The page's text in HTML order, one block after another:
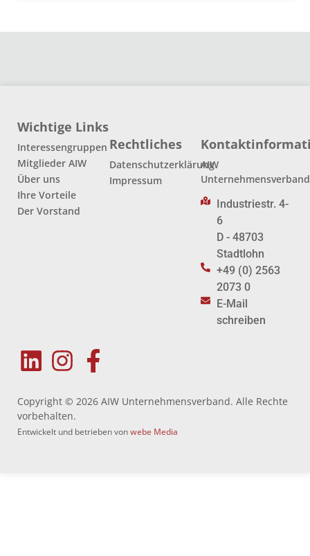
Wichtige Links
Interessengruppen
Mitglieder AIW
Über uns
Ihre Vorteile
Der Vorstand
Rechtliches
Datenschutzerklärung
Impressum
AIW
Unternehmensverband
Industriestr. 4-
6
D - 48703
Stadtlohn
+49 (0) 2563
2073 0
E-Mail
schreiben
Copyright © 2026 AIW Unternehmensverband. Alle Rechte
vorbehalten.
Entwickelt und betrieben vonwebe Media